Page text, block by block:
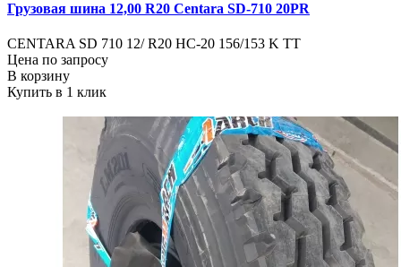
Грузовая шина 12,00 R20 Centara SD-710 20PR
CENTARA SD 710 12/ R20 HC-20 156/153 K ТТ
Цена по запросу
В корзину
Купить в 1 клик